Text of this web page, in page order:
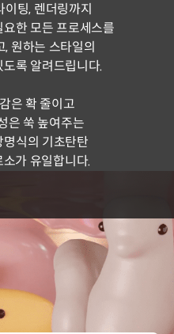
팅, 렌더링까지
한 모든 프로세스를
원하는 스타일의
록 알려드립니다.
은 확 줄이고
은 쑥 높여주는
식의 기초탄탄
가 유일합니다.
란?